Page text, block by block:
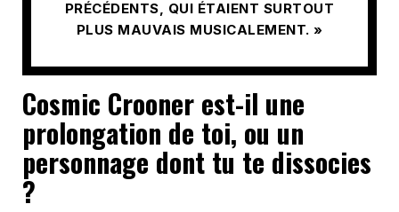
PRÉCÉDENTS, QUI ÉTAIENT SURTOUT
PLUS MAUVAIS MUSICALEMENT. »
Cosmic Crooner est-il une
prolongation de toi, ou un
personnage dont tu te dissocies
?